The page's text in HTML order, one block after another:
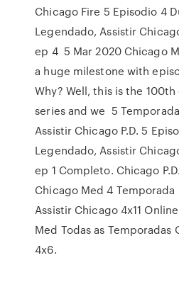
Chicago Fire 5 Episodio 4
Legendado, Assistir
ep 4 5 Mar 2020 Chicago
a huge milestone with
Why? Well, this is the
series and we 5
Assistir Chicago P.D. 5
Legendado, Assistir
ep 1 Completo. Chicago
Chicago Med 4 Temporada
Assistir Chicago 4x11
Med Todas as Temporadas
4x6.